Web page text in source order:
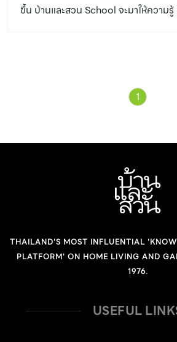
ขึ้น บ้านและสวน School จะมาให้ความรู้
1
THAILAND'S MOST INFLUENTIAL
PLATFORM' ON HOME LIVING AND
1976.
USEFUL